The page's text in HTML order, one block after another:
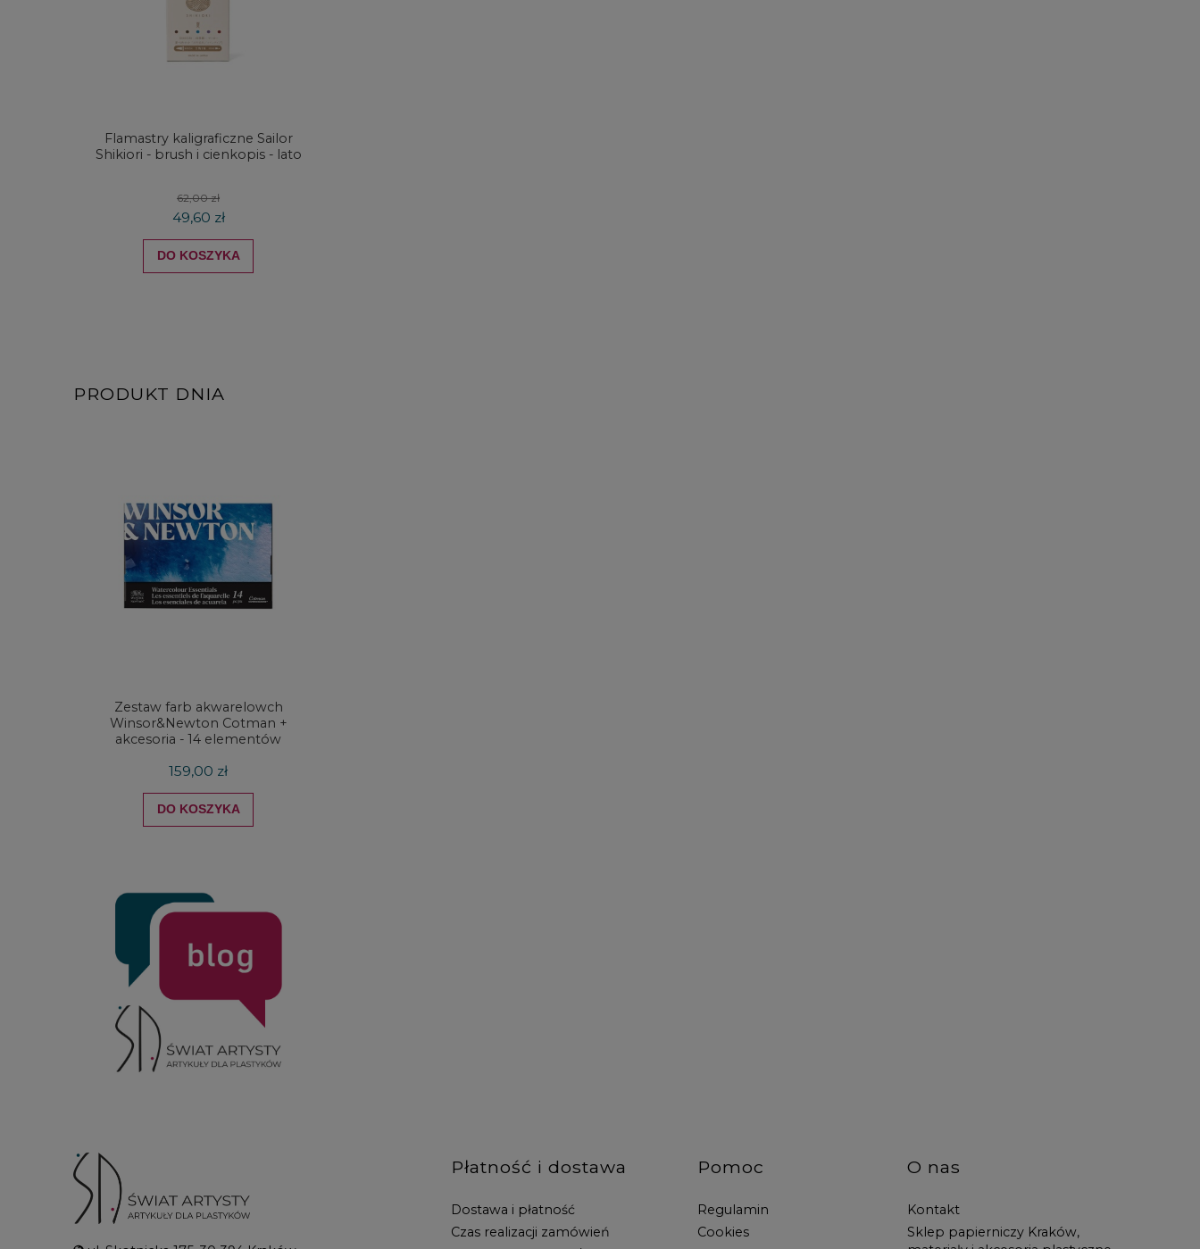
Flamastry kaligraficzne Sailor
Shikiori - brush i cienkopis - lato
62,00 zł
49,60 zł
DO KOSZYKA
PRODUKT DNIA
Zestaw farb akwarelowch
Winsor&Newton Cotman +
akcesoria - 14 elementów
159,00 zł
DO KOSZYKA
Płatność i dostawa
Dostawa i płatność
Czas realizacji zamówień
Pomoc
Regulamin
Cookies
O nas
Kontakt
Sklep papierniczy Kraków,